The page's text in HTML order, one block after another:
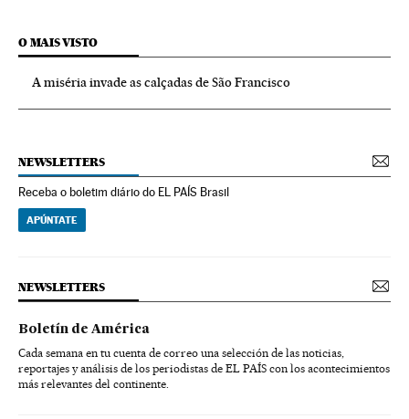
O MAIS VISTO
A miséria invade as calçadas de São Francisco
NEWSLETTERS
Receba o boletim diário do EL PAÍS Brasil
APÚNTATE
NEWSLETTERS
Boletín de América
Cada semana en tu cuenta de correo una selección de las noticias,
reportajes y análisis de los periodistas de EL PAÍS con los acontecimientos
más relevantes del continente.